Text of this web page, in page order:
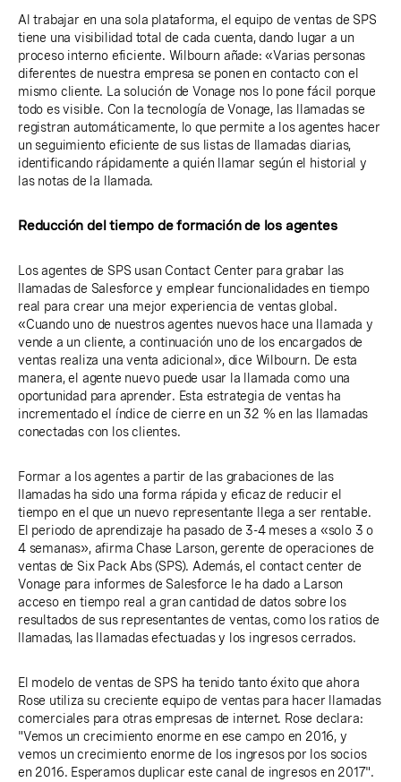
Al trabajar en una sola plataforma, el equipo de ventas de SPS
tiene una visibilidad total de cada cuenta, dando lugar a un
proceso interno eficiente. Wilbourn añade: «Varias personas
diferentes de nuestra empresa se ponen en contacto con el
mismo cliente. La solución de Vonage nos lo pone fácil porque
todo es visible. Con la tecnología de Vonage, las llamadas se
registran automáticamente, lo que permite a los agentes hacer
un seguimiento eficiente de sus listas de llamadas diarias,
identificando rápidamente a quién llamar según el historial y
las notas de la llamada.
Reducción del tiempo de formación de los agentes
Los agentes de SPS usan Contact Center para grabar las
llamadas de Salesforce y emplear funcionalidades en tiempo
real para crear una mejor experiencia de ventas global.
«Cuando uno de nuestros agentes nuevos hace una llamada y
vende a un cliente, a continuación uno de los encargados de
ventas realiza una venta adicional», dice Wilbourn. De esta
manera, el agente nuevo puede usar la llamada como una
oportunidad para aprender. Esta estrategia de ventas ha
incrementado el índice de cierre en un 32 % en las llamadas
conectadas con los clientes.
Formar a los agentes a partir de las grabaciones de las
llamadas ha sido una forma rápida y eficaz de reducir el
tiempo en el que un nuevo representante llega a ser rentable.
El periodo de aprendizaje ha pasado de 3-4 meses a «solo 3 o
4 semanas», afirma Chase Larson, gerente de operaciones de
ventas de Six Pack Abs (SPS). Además, el contact center de
Vonage para informes de Salesforce le ha dado a Larson
acceso en tiempo real a gran cantidad de datos sobre los
resultados de sus representantes de ventas, como los ratios de
llamadas, las llamadas efectuadas y los ingresos cerrados.
El modelo de ventas de SPS ha tenido tanto éxito que ahora
Rose utiliza su creciente equipo de ventas para hacer llamadas
comerciales para otras empresas de internet. Rose declara:
"Vemos un crecimiento enorme en ese campo en 2016, y
vemos un crecimiento enorme de los ingresos por los socios
en 2016. Esperamos duplicar este canal de ingresos en 2017".